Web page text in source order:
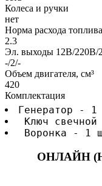
Колеса и ручки
нет
Норма расхода
2.3
Эл. выходы 12В/220В/
-/2/-
Объем двигателя, см³
420
Комплектация
Генератор - 1
Ключ
Воронка - 1
ОНЛАЙН